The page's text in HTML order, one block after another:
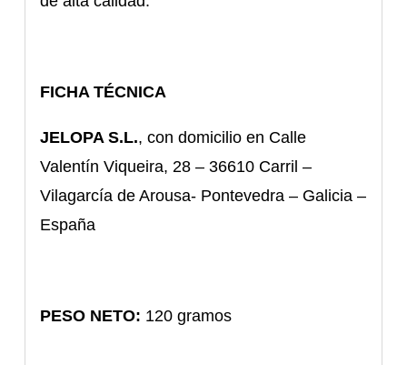
FICHA TÉCNICA
JELOPA S.L., con domicilio en Calle
Valentín Viqueira, 28 – 36610 Carril –
Vilagarcía de Arousa- Pontevedra – Galicia –
España
PESO NETO: 120 gramos